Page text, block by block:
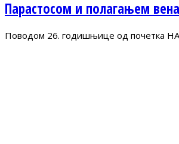
Парастосом и полагањем
Поводом 26. годишњице од почетка